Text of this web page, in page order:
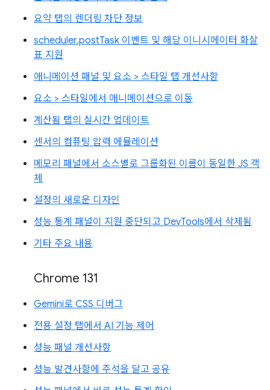
요약 탭의 렌더링 차단 정보
scheduler.postTask 이벤트 및 해당 이니시에이터 화살
표 지원
애니메이션 패널 및 요소 > 스타일 탭 개선사항
요소 > 스타일에서 애니메이션으로 이동
계산됨 탭의 실시간 업데이트
센서의 컴퓨팅 압력 에뮬레이션
메모리 패널에서 소스별로 그룹화된 이름이 동일한 JS 객
체
설정의 새로운 디자인
성능 통계 패널이 지원 중단되고 DevTools에서 삭제됨
기타 주요 내용
Chrome 131
Gemini로 CSS 디버그
전용 설정 탭에서 AI 기능 제어
성능 패널 개선사항
성능 발견사항에 주석을 달고 공유